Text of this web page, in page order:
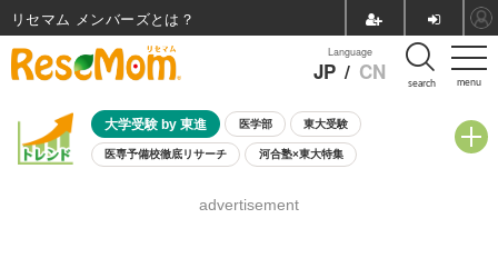
menu
Language
JP / CN search
大学受験 by 東進 医学部 東大受験
医専予備校徹底リサーチ 河合塾×東大特集
8月開催学校説明会・相談会
advertisement
リセマム メンバーズ